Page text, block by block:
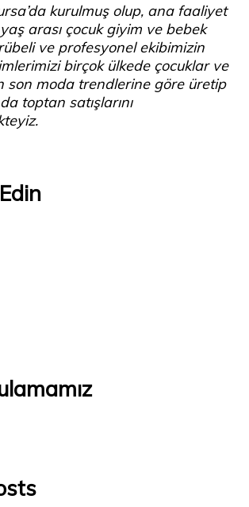
kurulmuş olup, ana faaliyet
arası çocuk giyim ve bebek
ve profesyonel ekibimizin
birçok ülkede çocuklar ve
son moda trendlerine göre üretip
toptan satışlarını